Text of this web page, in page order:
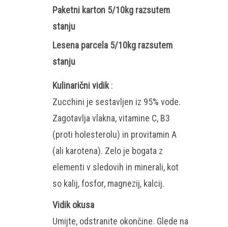
Paketni karton 5/10kg razsutem
stanju
Lesena parcela 5/10kg razsutem
stanju
Kulinarični vidik:
Zucchini je sestavljen iz 95% vode.
Zagotavlja vlakna, vitamine C, B3
(proti holesterolu) in provitamin A
(ali karotena). Zelo je bogata z
elementi v sledovih in minerali, kot
so kalij, fosfor, magnezij, kalcij.
Vidik okusa
Umijte, odstranite okončine. Glede na